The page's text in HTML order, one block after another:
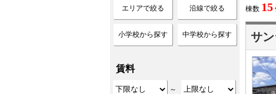
棟数 15
サ
エリアで絞る 沿線で絞る
小学校から探す 中学校から探す
賃料
～